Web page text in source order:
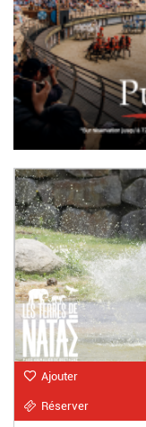
Ajouter
Réserver